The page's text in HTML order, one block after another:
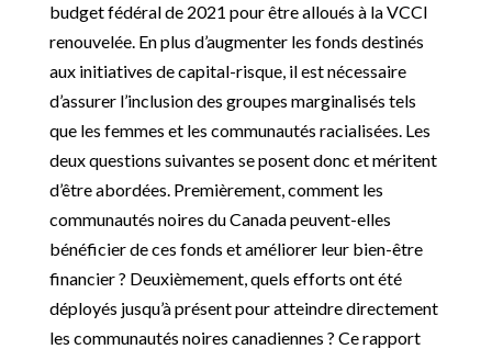
budget fédéral de 2021 pour être alloués à la VCCI
renouvelée. En plus d’augmenter les fonds destinés
aux initiatives de capital-risque, il est nécessaire
d’assurer l’inclusion des groupes marginalisés tels
que les femmes et les communautés racialisées. Les
deux questions suivantes se posent donc et méritent
d’être abordées. Premièrement, comment les
communautés noires du Canada peuvent-elles
bénéficier de ces fonds et améliorer leur bien-être
financier ? Deuxièmement, quels efforts ont été
déployés jusqu’à présent pour atteindre directement
les communautés noires canadiennes ? Ce rapport